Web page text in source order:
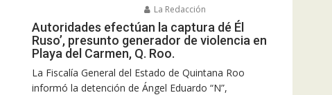
La Redacción
Autoridades efectúan la captura dé Él
Ruso’, presunto generador de violencia en
Playa del Carmen, Q. Roo.
La Fiscalía General del Estado de Quintana Roo
informó la detención de Ángel Eduardo “N”,